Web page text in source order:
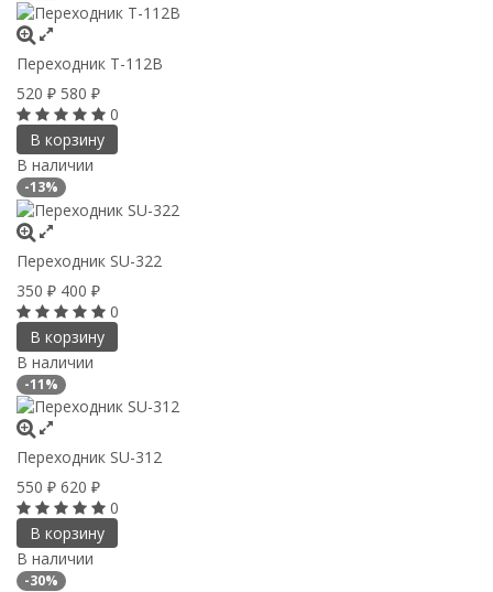
Переходник T-112B
520 ₽ 580 ₽
0
В корзину
В наличии
-13%
Переходник SU-322
350 ₽ 400 ₽
0
В корзину
В наличии
-11%
Переходник SU-312
550 ₽ 620 ₽
0
В корзину
В наличии
-30%